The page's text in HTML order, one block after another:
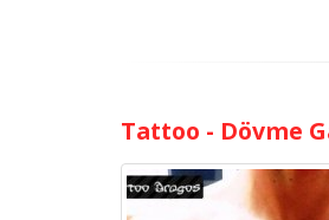
Tattoo - Dövme